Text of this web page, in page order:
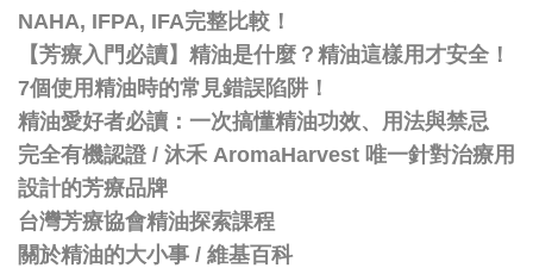
NAHA, IFPA, IFA完整比較！
【芳療入門必讀】精油是什麼？精油這樣用才安全！
7個使用精油時的常見錯誤陷阱！
精油愛好者必讀：一次搞懂精油功效、用法與禁忌
完全有機認證 / 沐禾 AromaHarvest 唯一針對治療用
設計的芳療品牌
台灣芳療協會精油探索課程
關於精油的大小事 / 維基百科